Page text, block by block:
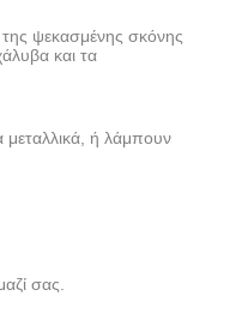
της ψεκασμένης σκόνης
και τα
μεταλλικά, ή λάμπουν
σας.